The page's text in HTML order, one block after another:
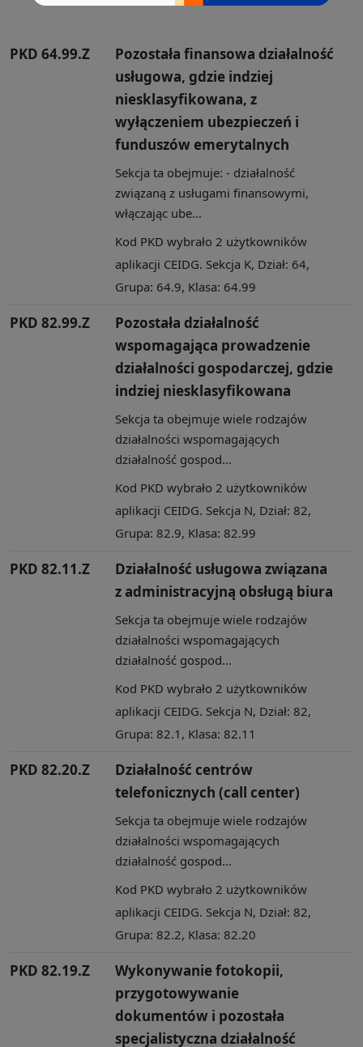
PKD 64.99.Z
Pozostała finansowa działalność
usługowa, gdzie indziej
niesklasyfikowana, z
wyłączeniem ubezpieczeń i
funduszów emerytalnych
Sekcja ta obejmuje: - działalność
związaną z usługami finansowymi,
włączając ube...
Kod PKD wybrało 2 użytkowników
aplikacji CEIDG. Sekcja K, Dział: 64,
Grupa: 64.9, Klasa: 64.99
PKD 82.99.Z
Pozostała działalność
wspomagająca prowadzenie
działalności gospodarczej, gdzie
indziej niesklasyfikowana
Sekcja ta obejmuje wiele rodzajów
działalności wspomagających
działalność gospod...
Kod PKD wybrało 2 użytkowników
aplikacji CEIDG. Sekcja N, Dział: 82,
Grupa: 82.9, Klasa: 82.99
PKD 82.11.Z
Działalność usługowa związana
z administracyjną obsługą biura
Sekcja ta obejmuje wiele rodzajów
działalności wspomagających
działalność gospod...
Kod PKD wybrało 2 użytkowników
aplikacji CEIDG. Sekcja N, Dział: 82,
Grupa: 82.1, Klasa: 82.11
PKD 82.20.Z
Działalność centrów
telefonicznych (call center)
Sekcja ta obejmuje wiele rodzajów
działalności wspomagających
działalność gospod...
Kod PKD wybrało 2 użytkowników
aplikacji CEIDG. Sekcja N, Dział: 82,
Grupa: 82.2, Klasa: 82.20
PKD 82.19.Z
Wykonywanie fotokopii,
przygotowywanie
dokumentów i pozostała
specjalistyczna działalność